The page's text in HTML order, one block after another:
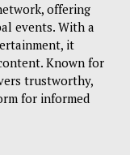
offering
events. With a
it
Known for
trustworthy,
for informed